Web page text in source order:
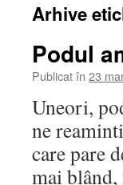
Arhive
Podul
Publicat în 23
Uneori,
ne
care pare
mai